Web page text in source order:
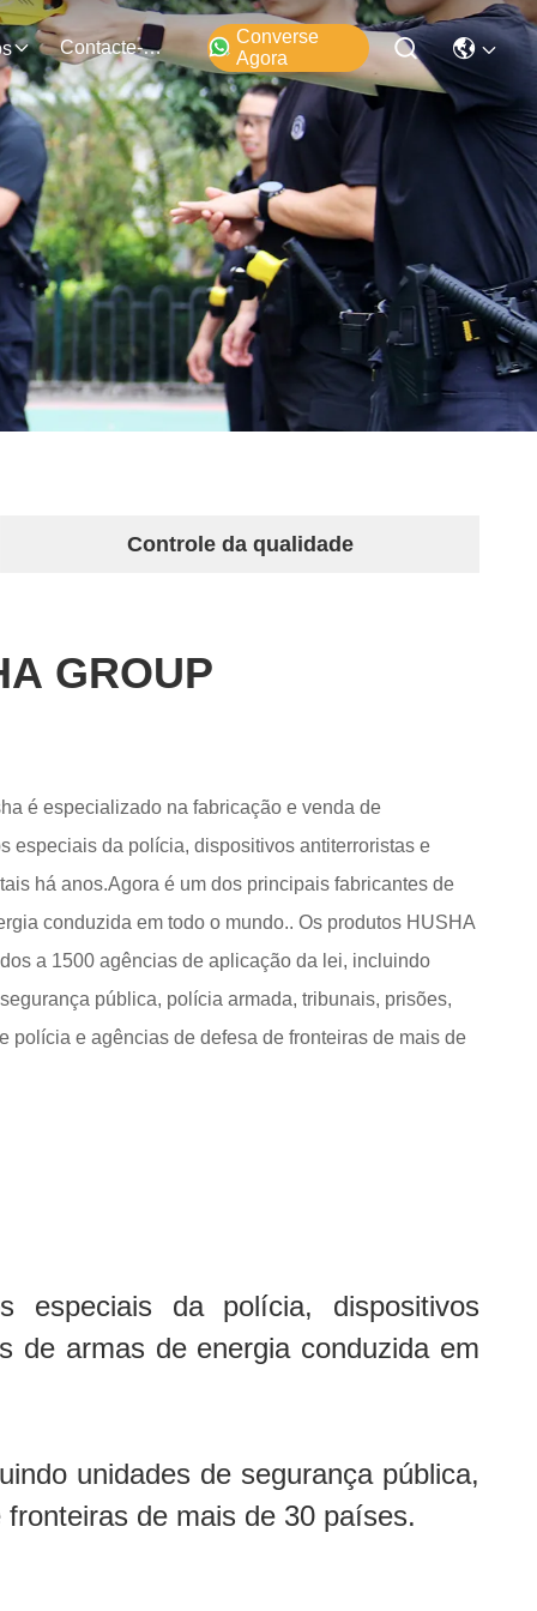
Contacte-Nos
Converse
Agora
Controle da qualidade
GROUP
é especializado na fabricação e venda de
especiais da polícia, dispositivos antiterroristas e
há anos.Agora é um dos principais fabricantes de
em todo o mundo.. Os produtos HUSHA
a 1500 agências de aplicação da lei, incluindo
pública, polícia armada, tribunais, prisões,
polícia e agências de defesa de fronteiras de mais de
especiais da polícia, dispositivos
de armas de energia conduzida em
unidades de segurança pública,
de mais de 30 países.